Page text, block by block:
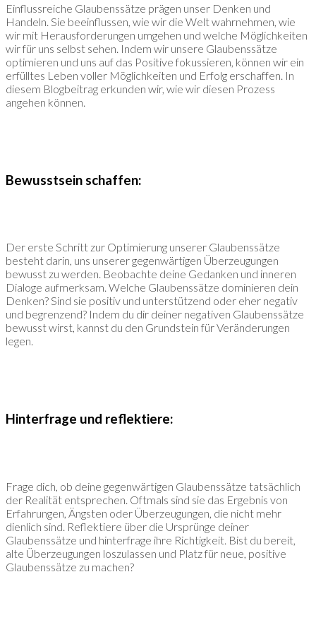
Einflussreiche Glaubenssätze prägen unser Denken und
Handeln. Sie beeinflussen, wie wir die Welt wahrnehmen, wie
wir mit Herausforderungen umgehen und welche Möglichkeiten
wir für uns selbst sehen. Indem wir unsere Glaubenssätze
optimieren und uns auf das Positive fokussieren, können wir ein
erfülltes Leben voller Möglichkeiten und Erfolg erschaffen. In
diesem Blogbeitrag erkunden wir, wie wir diesen Prozess
angehen können.
Bewusstsein schaffen:
Der erste Schritt zur Optimierung unserer Glaubenssätze
besteht darin, uns unserer gegenwärtigen Überzeugungen
bewusst zu werden. Beobachte deine Gedanken und inneren
Dialoge aufmerksam. Welche Glaubenssätze dominieren dein
Denken? Sind sie positiv und unterstützend oder eher negativ
und begrenzend? Indem du dir deiner negativen Glaubenssätze
bewusst wirst, kannst du den Grundstein für Veränderungen
legen.
Hinterfrage und reflektiere:
Frage dich, ob deine gegenwärtigen Glaubenssätze tatsächlich
der Realität entsprechen. Oftmals sind sie das Ergebnis von
Erfahrungen, Ängsten oder Überzeugungen, die nicht mehr
dienlich sind. Reflektiere über die Ursprünge deiner
Glaubenssätze und hinterfrage ihre Richtigkeit. Bist du bereit,
alte Überzeugungen loszulassen und Platz für neue, positive
Glaubenssätze zu machen?